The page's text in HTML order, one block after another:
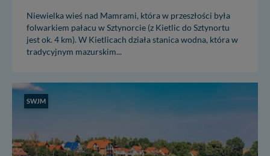
Niewielka wieś nad Mamrami, która w przeszłości była
folwarkiem pałacu w Sztynorcie (z Kietlic do Sztynortu
jest ok. 4 km). W Kietlicach działa stanica wodna, która w
tradycyjnym mazurskim...
SWJM